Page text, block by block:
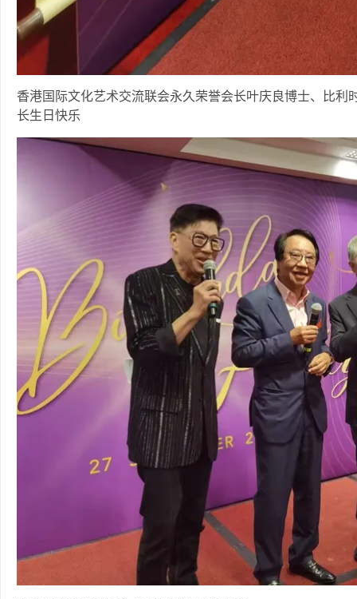
香港国际文化艺术交流联会永久荣誉会长叶庆良博士、比利
长生日快乐